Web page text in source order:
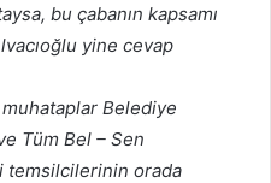
bu çabanın kapsamı
yine cevap
Belediye
Tüm Bel – Sen
temsilcilerinin orada